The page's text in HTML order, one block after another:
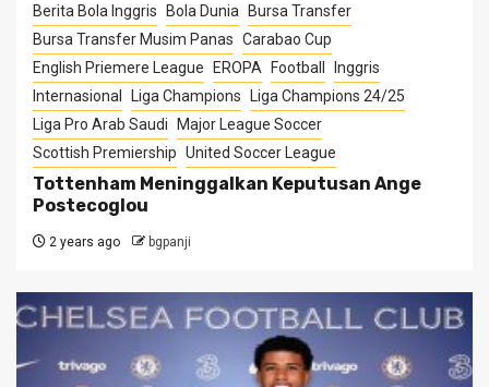
Berita Bola Inggris Bola Dunia
Bursa Transfer
Bursa Transfer Musim Panas Carabao Cup
English Priemere League
EROPA Football
Inggris
Internasional
Liga Champions
Liga Champions 24/25
Liga Pro Arab Saudi
Major League Soccer
Scottish Premiership United Soccer League
Tottenham Meninggalkan Keputusan Ange
Postecoglou
2 years ago bgpanji